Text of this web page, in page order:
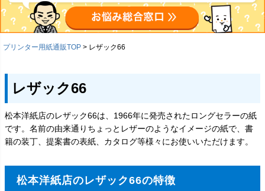
プリンター用紙通販TOP レザック66
レザック66
松本洋紙店のレザック66は、1966年に発売されたロングセラーの紙
です。名前の由来通りちょっとレザーのようなイメージの紙で、書
籍の装丁、提案書の表紙、カタログ等様々にお使いいただけます。
松本洋紙店のレザック66の特徴